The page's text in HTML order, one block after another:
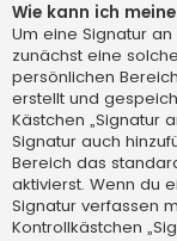
Wie kann ich
Um eine Signatur
zunächst eine
persönlichen
erstellt und
Kästchen „Signatur
Signatur auch
Bereich das
aktivierst. Wenn du
Signatur verfassen
Kontrollkästchen